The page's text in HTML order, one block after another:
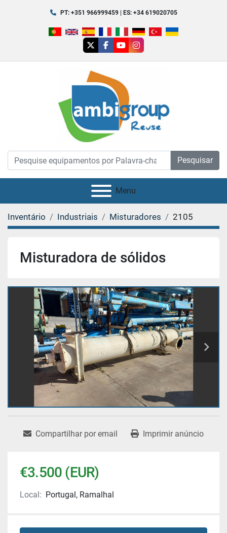
PT: +351 966999459 | ES: +34 619020705
twitterfacebook
youtubeinstagram
Pesquisar
Menu
Inventário Industriais Misturadores 2105
Misturadora de sólidos
Compartilhar por email Imprimir anúncio
€3.500 (EUR)
Local: Portugal, Ramalhal